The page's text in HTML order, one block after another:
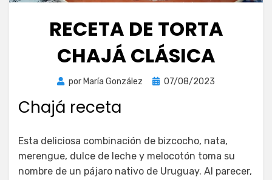
RECETA DE TORTA
CHAJÁ CLÁSICA
por María González
Publicada
07/08/2023
Chajá receta
Esta deliciosa combinación de bizcocho, nata,
merengue, dulce de leche y melocotón toma su
nombre de un pájaro nativo de Uruguay. Al parecer,